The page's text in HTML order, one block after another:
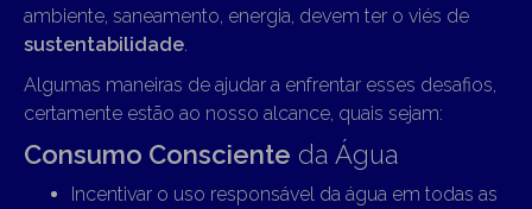
ambiente, saneamento, energia, devem ter o viés de
sustentabilidade.
Algumas maneiras de ajudar a enfrentar esses desafios,
certamente estão ao nosso alcance, quais sejam:
Consumo Consciente da Água
Incentivar o uso responsável da água em todas as